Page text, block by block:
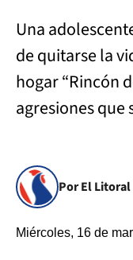
Una
de quitarse la
hogar “Rincón
agresiones que
Por El Litoral
Miércoles, 16 de